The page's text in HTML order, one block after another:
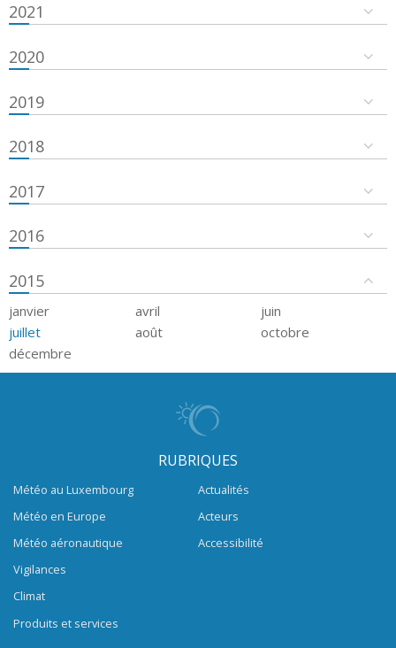
2021
2020
2019
2018
2017
2016
2015
janvier avril
juin
juillet
août
octobre
décembre
RUBRIQUES
Météo au Luxembourg
Météo en Europe
Météo aéronautique
Vigilances
Climat
Produits et services
Actualités
Acteurs
Accessibilité